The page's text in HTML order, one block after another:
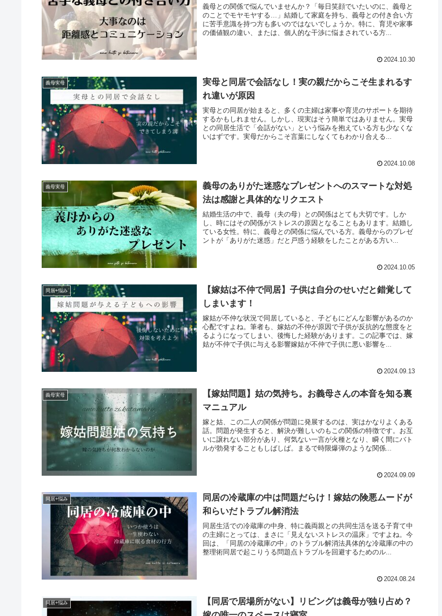
義母との関係で悩んでいませんか？「毎日笑顔でいたいのに、義母と
のことでモヤモヤする…」結婚して家庭を持ち、義母との付き合い方
に苦手意識を持つ方も多いのではないでしょうか。特に、育児や家事
の価値観の違い、または、個人的な干渉に悩まされている方...
2024.10.30
義母実母
実母と同居で会話なし！実の親だからこそ生まれるす
れ違いが原因
実母との同居が始まると、多くの主婦は家事や育児のサポートを期待
するかもしれません。しかし、現実はそう簡単ではありません。実母
との同居生活で「会話がない」という悩みを抱えている方も少なくな
いはずです。実母だからこそ言葉にしなくてもわかり合える...
2024.10.08
義母実母
義母のありがた迷惑なプレゼントへのスマートな対処
法は感謝と具体的なリクエスト
結婚生活の中で、義母（夫の母）との関係はとても大切です。しか
し、時にはその関係がストレスの原因となることもあります。結婚し
ている女性。特に、義母との関係に悩んでいる方。義母からのプレゼ
ントが「ありがた迷惑」だと戸惑う経験をしたことがある方い...
2024.10.05
同居+悩み
【嫁姑は不仲で同居】子供は自分のせいだと錯覚して
しまいます！
嫁姑が不仲な状況で同居していると、子どもにどんな影響があるのか
心配ですよね。筆者も、嫁姑の不仲が原因で子供が反抗的な態度をと
るようになってしまい、後悔した経験があります。この記事では、嫁
姑が不仲で子供に与える影響嫁姑が不仲で子供に悪い影響を...
2024.09.13
義母実母
【嫁姑問題】姑の気持ち。お義母さんの本音を知る裏
マニュアル
嫁と姑、この二人の関係が問題に発展するのは、実はかなりよくある
話。問題が発生すると、解決が難しいのもこの関係の特徴です。お互
いに譲れない部分があり、何気ない一言が火種となり、瞬く間にバト
ルが勃発することもしばしば。まるで時限爆弾のような関係...
2024.09.09
同居+悩み
同居の冷蔵庫の中は問題だらけ！嫁姑の険悪ムードが
和らいだトラブル解消法
同居生活での冷蔵庫の中身、特に義両親との共同生活を送る子育て中
の主婦にとっては、まさに「見えないストレスの温床」ですよね。今
回は、「同居の冷蔵庫の中」のトラブル解消法具体的な冷蔵庫の中の
整理術同居で起こりうる問題点トラブルを回避するためのル...
2024.08.24
同居+悩み
【同居で居場所がない】リビングは義母が独り占め？